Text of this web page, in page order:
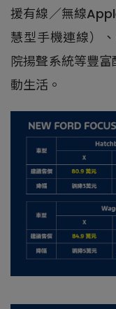
援有線／無線
慧型手機連線）
院揚聲系統等豐
動生活。